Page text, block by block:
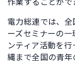
作業することがで
電力総連では、
ーズセミナーの
ンティア活動を
縄まで全国の青年